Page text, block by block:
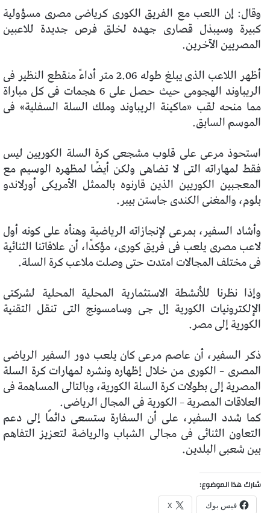
وقال: إن اللعب مع الفريق الكورى كرياضى مصرى مسؤولية
كبيرة وسيبذل قصارى جهده لخلق فرص جديدة للاعبين
المصريين الآخرين.
أظهر اللاعب الذى يبلغ طوله 2.06 متر أداءً منقطع النظير فى
الريباوند الهجومى حيث حصل على 6 هجمات فى كل مباراة
مما منحه لقب «ماكينة الريباوند وملك السلة السفلية» فى
الموسم السابق.
استحوذ مرعى على قلوب مشجعى كرة السلة الكوريين ليس
فقط لمهاراته التى لا تضاهى ولكن أيضًا لمظهره الوسيم مع
المعجبين الكوريين الذين قارنوه بالممثل الأمريكى أورلاندو
بلوم، والمغنى الكندى جاستن بيبر.
وأشاد السفير، بمرعى لإنجازاته الرياضية وهنأه على كونه أول
لاعب مصرى يلعب فى فريق كورى، مؤكدًا، أن علاقاتنا الثنائية
فى مختلف المجالات امتدت حتى وصلت ملاعب كرة السلة.
وإذا نظرنا للأنشطة الاستثمارية المحلية المحلية لشركتى
الإلكترونيات الكورية إل جى وسامسونج التى تنقل التقنية
الكورية إلى مصر.
ذكر السفير، أن عاصم مرعى كان يلعب دور السفير الرياضى
المصرى – الكورى من خلال إظهاره ونشره لمهارات كرة السلة
المصرية إلى بطولات كرة السلة الكورية، وبالتالى المساهمة فى
العلاقات المصرية – الكورية فى المجال الرياضى.
كما شدد السفير، على أن السفارة ستسعى دائمًا إلى دعم
التعاون الثنائى فى مجالى الشباب والرياضة لتعزيز التفاهم
بين شعبى البلدين.
شارك هذا الموضوع:
فيس بوك X